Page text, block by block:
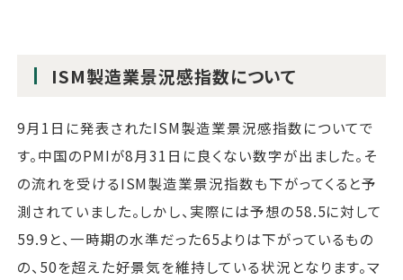
ISM製造業景況感指数について
9月1日に発表されたISM製造業景況感指数についてで
す。中国のPMIが8月31日に良くない数字が出ました。そ
の流れを受けるISM製造業景況指数も下がってくると予
測されていました。しかし、実際には予想の58.5に対して
59.9と、一時期の水準だった65よりは下がっているもの
の、50を超えた好景気を維持している状況となります。マ